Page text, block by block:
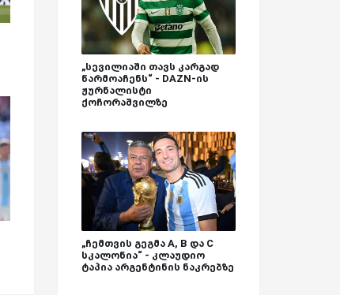
„სევილიაში თავს კარგად
წარმოაჩენს“ - DAZN-ის
ჟურნალისტი
ქოჩორაშვილზე
„ჩემთვის გეგმა A, B და C
სკალონია“ - კლაუდიო
ტაპია არგენტინის ნაკრებზე